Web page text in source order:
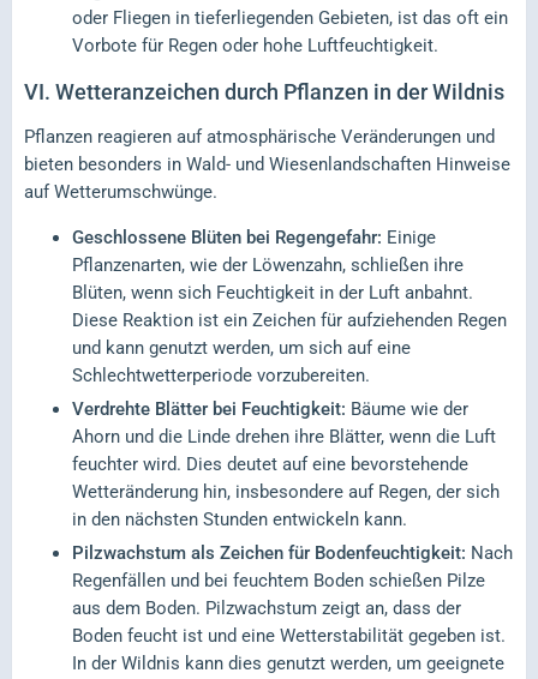
oder Fliegen in tieferliegenden Gebieten, ist das oft ein
Vorbote für Regen oder hohe Luftfeuchtigkeit.
VI. Wetteranzeichen durch Pflanzen in der Wildnis
Pflanzen reagieren auf atmosphärische Veränderungen und
bieten besonders in Wald- und Wiesenlandschaften Hinweise
auf Wetterumschwünge.
Geschlossene Blüten bei Regengefahr: Einige
Pflanzenarten, wie der Löwenzahn, schließen ihre
Blüten, wenn sich Feuchtigkeit in der Luft anbahnt.
Diese Reaktion ist ein Zeichen für aufziehenden Regen
und kann genutzt werden, um sich auf eine
Schlechtwetterperiode vorzubereiten.
Verdrehte Blätter bei Feuchtigkeit: Bäume wie der
Ahorn und die Linde drehen ihre Blätter, wenn die Luft
feuchter wird. Dies deutet auf eine bevorstehende
Wetteränderung hin, insbesondere auf Regen, der sich
in den nächsten Stunden entwickeln kann.
Pilzwachstum als Zeichen für Bodenfeuchtigkeit: Nach
Regenfällen und bei feuchtem Boden schießen Pilze
aus dem Boden. Pilzwachstum zeigt an, dass der
Boden feucht ist und eine Wetterstabilität gegeben ist.
In der Wildnis kann dies genutzt werden, um geeignete